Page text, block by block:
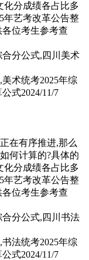
化分成绩各占比多
年艺考改革公告整
位考生参考查
术统考2025年综
公式2024/11/7
在有序推进,那么
何计算的?具体的
化分成绩各占比多
年艺考改革公告整
位考生参考查
法统考2025年综
公式2024/11/7